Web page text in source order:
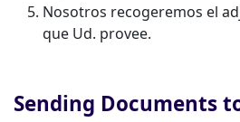
Nosotros recogeremos el
que Ud. provee.
Sending Documents